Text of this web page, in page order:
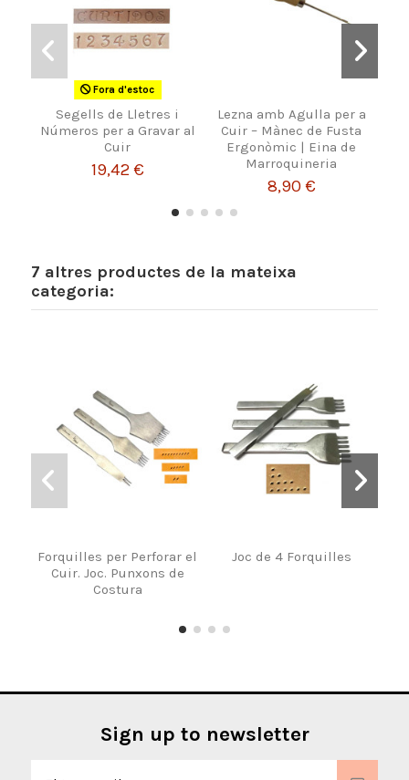
Fora d'estoc
Segells de Lletres i
Números per a Gravar al
Cuir
19,42 €
Lezna amb Agulla per a
Cuir – Mànec de Fusta
Ergonòmic | Eina de
Marroquineria
8,90 €
7 altres productes de la mateixa
categoria:
Forquilles per Perforar el
Cuir. Joc. Punxons de
Costura
Joc de 4 Forquilles
Sign up to newsletter